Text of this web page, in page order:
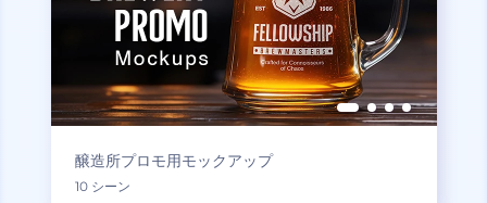
醸造所プロモ用モックアップ
10 シーン